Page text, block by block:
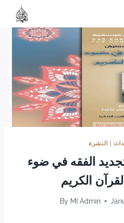
النشرة
الفقه في ضوء
الكريم
By MI Admin